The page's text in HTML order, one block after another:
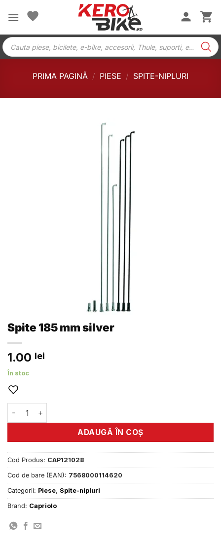
Products
search
PRIMA PAGINĂ / PIESE / SPITE-NIPLURI
Spite 185 mm silver
1.00 lei
În stoc
Cantitate Spite 185 mm silver
ADAUGĂ ÎN COȘ
Cod Produs: CAP121028
Cod de bare (EAN): 7568000114620
Categorii: Piese, Spite-nipluri
Brand: Capriolo